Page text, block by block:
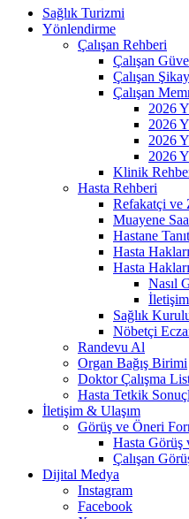
Sağlık Turizmi
Yönlendirme
Çalışan Rehberi
Çalışan
Çalışan
Çalışan
2026
2026
2026
2026
Klinik
Hasta Rehberi
Refakatçi ve
Muayene
Hastane
Hasta
Hasta
Nasıl
İletişim
Sağlık
Nöbetçi
Randevu Al
Organ Bağış Birimi
Doktor Çalışma
Hasta Tetkik
İletişim & Ulaşım
Görüş ve Öneri
Hasta Görüş
Çalışan
Dijital Medya
Instagram
Facebook